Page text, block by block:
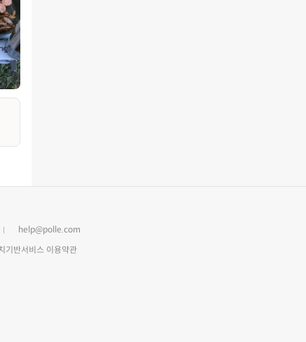
help@polle.com
기반서비스 이용약관